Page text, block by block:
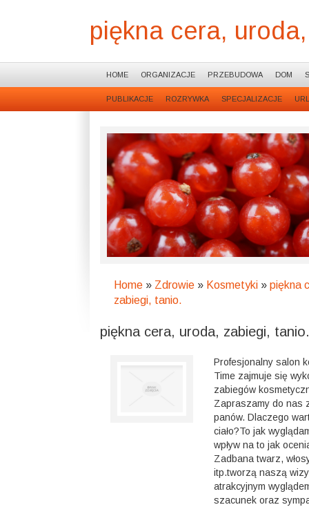
piękna cera,
HOME ORGANIZACJE PRZEBUDOWA DOM
PUBLIKACJE ROZRYWKA SPECJALIZACJE
Home » Zdrowie » Kosmetyki » piękna
zabiegi, tanio.
piękna cera, uroda, zabiegi, tanio.
Profesjonalny salon
Time zajmuje się
zabiegów
Zapraszamy do nas
panów. Dlaczego
ciało?To jak
wpływ na to jak
Zadbana twarz,
itp.tworzą naszą
atrakcyjnym
szacunek oraz